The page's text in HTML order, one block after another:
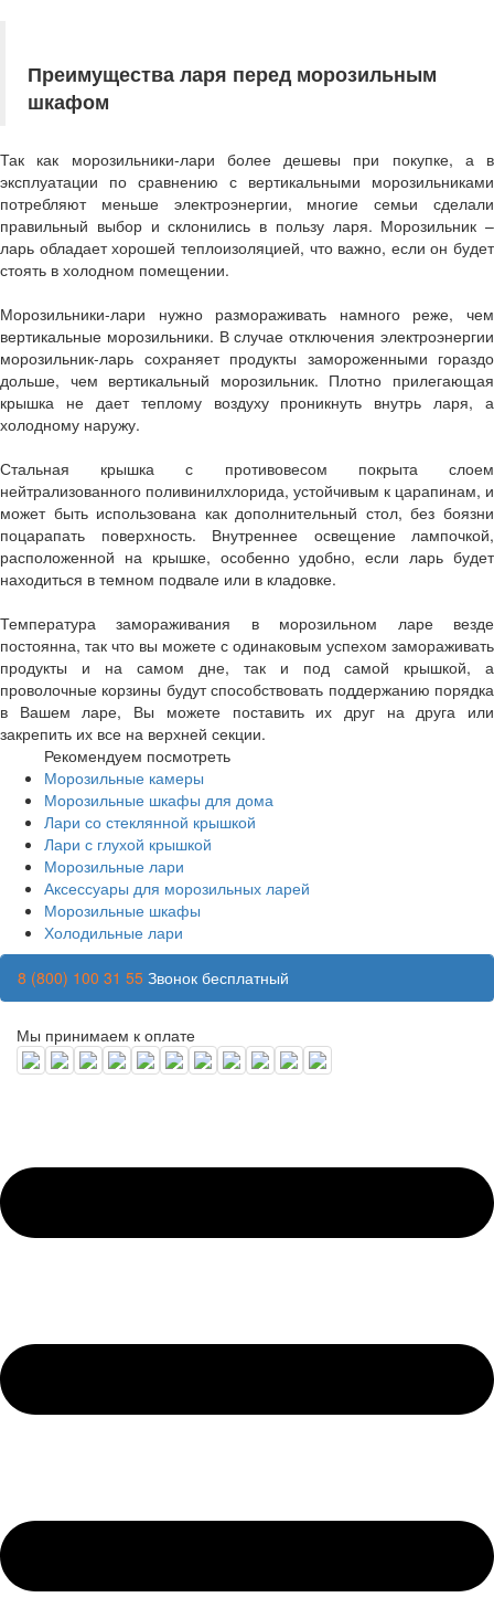
Преимущества ларя перед морозильным
шкафом
Так как морозильники-лари более дешевы при покупке, а в
эксплуатации по сравнению с вертикальными морозильниками
потребляют меньше электроэнергии, многие семьи сделали
правильный выбор и склонились в пользу ларя. Морозильник –
ларь обладает хорошей теплоизоляцией, что важно, если он будет
стоять в холодном помещении.
Морозильники-лари нужно размораживать намного реже, чем
вертикальные морозильники. В случае отключения электроэнергии
морозильник-ларь сохраняет продукты замороженными гораздо
дольше, чем вертикальный морозильник. Плотно прилегающая
крышка не дает теплому воздуху проникнуть внутрь ларя, а
холодному наружу.
Стальная крышка с противовесом покрыта слоем
нейтрализованного поливинилхлорида, устойчивым к царапинам, и
может быть использована как дополнительный стол, без боязни
поцарапать поверхность. Внутреннее освещение лампочкой,
расположенной на крышке, особенно удобно, если ларь будет
находиться в темном подвале или в кладовке.
Температура замораживания в морозильном ларе везде
постоянна, так что вы можете с одинаковым успехом замораживать
продукты и на самом дне, так и под самой крышкой, а
проволочные корзины будут способствовать поддержанию порядка
в Вашем ларе, Вы можете поставить их друг на друга или
закрепить их все на верхней секции.
Рекомендуем посмотреть
Морозильные камеры
Морозильные шкафы для дома
Лари со стеклянной крышкой
Лари с глухой крышкой
Морозильные лари
Аксессуары для морозильных ларей
Морозильные шкафы
Холодильные лари
8 (800) 100 31 55 Звонок бесплатный
Мы принимаем к оплате